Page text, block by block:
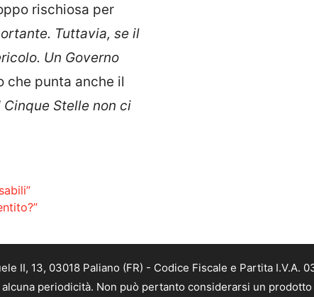
rischiosa per
Tuttavia, se il
Un Governo
che punta anche il
Cinque Stelle non ci
II, 13, 03018 Paliano (FR) - Codice Fiscale e Partita I.V.A.
periodicità. Non può pertanto considerarsi un